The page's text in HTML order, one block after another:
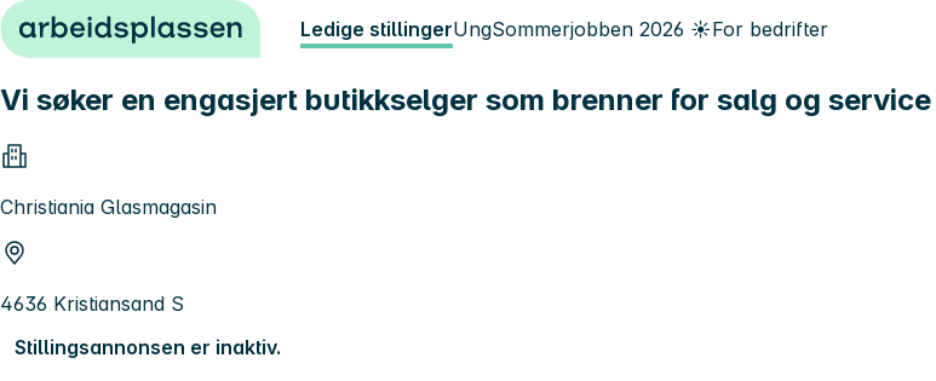
Hopp til innhold Ledige stillingerUngSommerjobben 2026 ☀️For bedrifter
Vi søker en engasjert butikkselger som brenner for salg og service
Christiania Glasmagasin
4636 Kristiansand S
Stillingsannonsen er inaktiv.